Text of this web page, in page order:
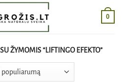
0
ŽYMOMIS “LIFTINGO EFEKTO”